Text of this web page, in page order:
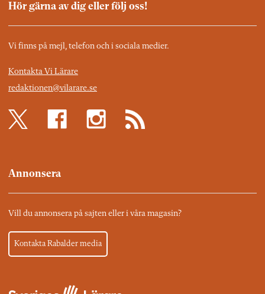
Hör gärna av dig eller följ oss!
Vi finns på mejl, telefon och i sociala medier.
Kontakta Vi Lärare
redaktionen@vilarare.se
Annonsera
Vill du annonsera på sajten eller i våra magasin?
Kontakta Rabalder media